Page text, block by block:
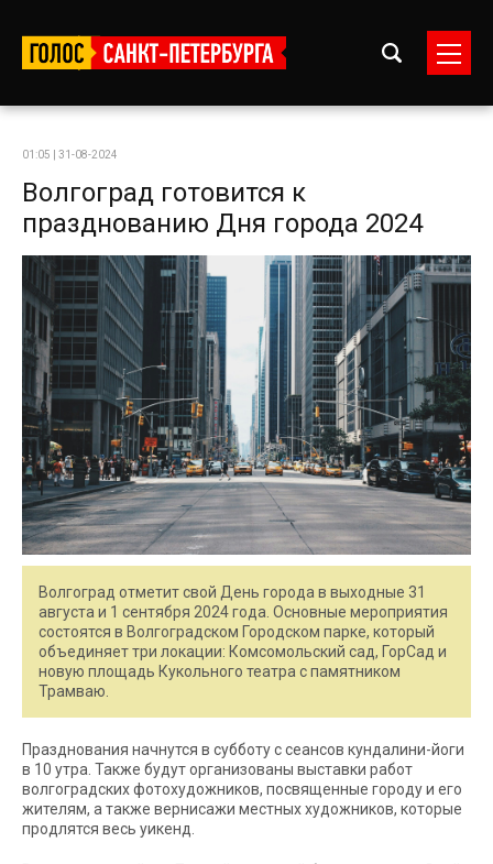
01:05 | 31-08-2024
Волгоград готовится к
празднованию Дня города 2024
Волгоград отметит свой День города в выходные 31
августа и 1 сентября 2024 года. Основные мероприятия
состоятся в Волгоградском Городском парке, который
объединяет три локации: Комсомольский сад, ГорСад и
новую площадь Кукольного театра с памятником
Трамваю.
Празднования начнутся в субботу с сеансов кундалини-йоги
в 10 утра. Также будут организованы выставки работ
волгоградских фотохудожников, посвященные городу и его
жителям, а также вернисажи местных художников, которые
продлятся весь уикенд.